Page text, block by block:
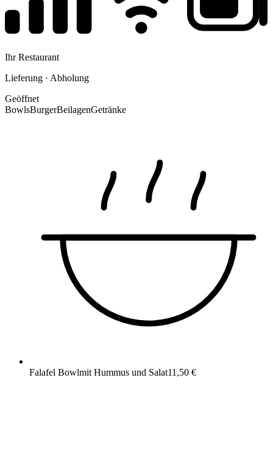
Ihr Restaurant
Lieferung · Abholung
Geöffnet
BowlsBurgerBeilagenGetränke
Falafel Bowlmit Hummus und Salat11,50 €